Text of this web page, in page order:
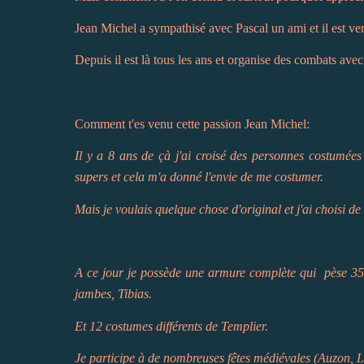
Jean Michel a sympathisé avec Pascal un ami et il est
Depuis il est là tous les ans et organise des combats
Comment t'es venu cette passion Jean Michel:
Il y a 8 ans de çà j'ai croisé des personnes
supers et cela m'a donné l'envie de me costumer.
Mais je voulais quelque chose d'original et j'ai choisi
A ce jour je possède une armure complète qui pèse
jambes, Tibias.
Et 12 costumes différents de Templier.
Je participe à de nombreuses fêtes médiévales (Auzon,